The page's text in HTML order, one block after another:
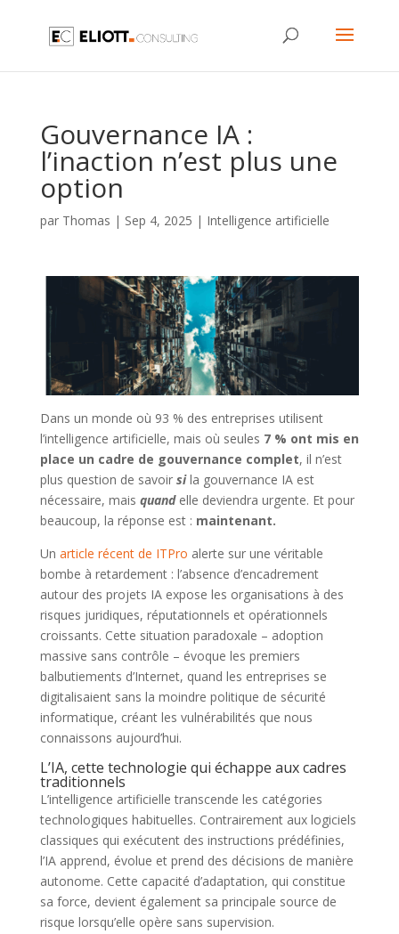
Gouvernance IA :
l’inaction n’est plus une
option
par Thomas | Sep 4, 2025 | Intelligence artificielle
Dans un monde où 93 % des entreprises utilisent
l’intelligence artificielle, mais où seules 7 % ont mis en
place un cadre de gouvernance complet, il n’est
plus question de savoir si la gouvernance IA est
nécessaire, mais quandelle deviendra urgente. Et pour
beaucoup, la réponse est : maintenant.
Un article récent de ITPro alerte sur une véritable
bombe à retardement : l’absence d’encadrement
autour des projets IA expose les organisations à des
risques juridiques, réputationnels et opérationnels
croissants. Cette situation paradoxale – adoption
massive sans contrôle – évoque les premiers
balbutiements d’Internet, quand les entreprises se
digitalisaient sans la moindre politique de sécurité
informatique, créant les vulnérabilités que nous
connaissons aujourd’hui.
L’IA, cette technologie qui échappe aux cadres
traditionnels
L’intelligence artificielle transcende les catégories
technologiques habituelles. Contrairement aux logiciels
classiques qui exécutent des instructions prédéfinies,
l’IA apprend, évolue et prend des décisions de manière
autonome. Cette capacité d’adaptation, qui constitue
sa force, devient également sa principale source de
risque lorsqu’elle opère sans supervision.